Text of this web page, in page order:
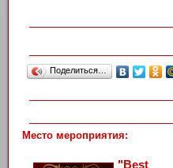
Поделиться…
Место мероприятия:
"Best